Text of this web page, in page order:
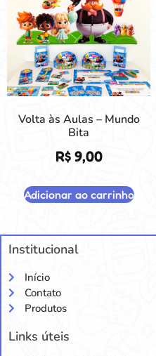
Volta às Aulas – Mundo
Bita
R$9,00
Adicionar ao carrinho
Institucional
Início
Contato
Produtos
Links úteis